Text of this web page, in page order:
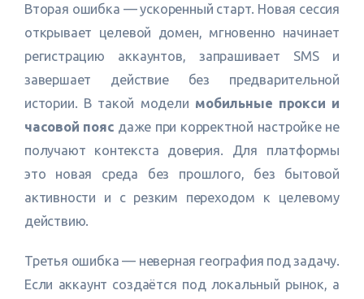
Вторая ошибка — ускоренный старт. Новая сессия
открывает целевой домен, мгновенно начинает
регистрацию аккаунтов, запрашивает SMS и
завершает действие без предварительной
истории. В такой модели мобильные прокси и
часовой пояс даже при корректной настройке не
получают контекста доверия. Для платформы
это новая среда без прошлого, без бытовой
активности и с резким переходом к целевому
действию.
Третья ошибка — неверная география под задачу.
Если аккаунт создаётся под локальный рынок, а